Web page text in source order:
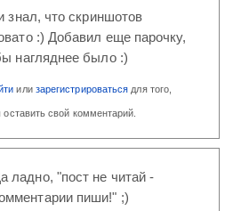
знал, что скриншотов
:) Добавил еще парочку,
нагляднее было :)
или зарегистрироваться для того,
оставить свой комментарий.
ладно, "пост не читай -
пиши!" ;)